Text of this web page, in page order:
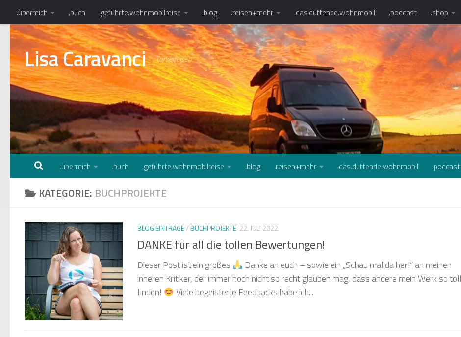
Zum Inhalt springen
.übermich .buch .geführte.wohnmobilreise .blog .reisen+mehr .das.duftende.wohnmobil .podcast .shop
Lisa Caravanci Türkeireisen
.übermich .buch .geführte.wohnmobilreise .blog .reisen+mehr .das.duftende.wohnmobil .podcast
KATEGORIE: BUCHPROJEKTE
BLOG EINTRÄGE/BUCHPROJEKTE 22. JULI 2022
DANKE für all die tollen Bewertungen!
Dieser Post ist ein großes
Danke an euch – sowie ein „Schau mal da her!“ an meinen
inneren Kritiker, der immer noch nicht so recht glauben mag, dass andere mein Werk so toll
finden!
Viele begeisterte Feedbacks habe ich...